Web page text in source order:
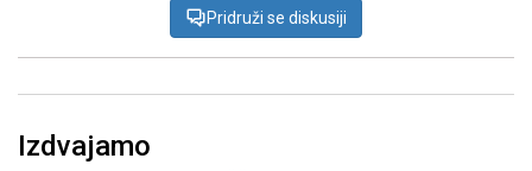
Pridruži se diskusiji
Izdvajamo